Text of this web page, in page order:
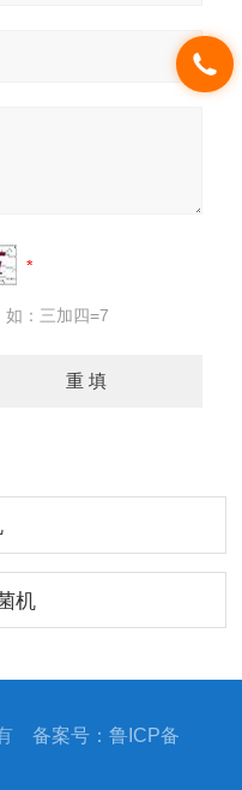
如：三加四=7
机
有备案号：鲁ICP备